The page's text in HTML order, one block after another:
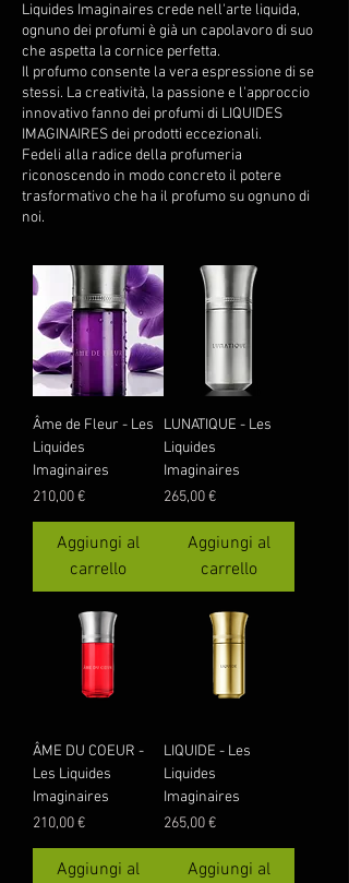
Liquides Imaginaires crede nell'arte liquida,
ognuno dei profumi è già un capolavoro di suo
che aspetta la cornice perfetta.
Il profumo consente la vera espressione di se
stessi. La creatività, la passione e l'approccio
innovativo fanno dei profumi di LIQUIDES
IMAGINAIRES dei prodotti eccezionali.
Fedeli alla radice della profumeria
riconoscendo in modo concreto il potere
trasformativo che ha il profumo su ognuno di
noi.
Âme de Fleur - Les
Liquides
Imaginaires
Prezzo
210,00 €
Aggiungi al
carrello
LUNATIQUE - Les
Liquides
Imaginaires
Prezzo
265,00 €
Aggiungi al
carrello
ÂME DU COEUR -
Les Liquides
Imaginaires
Prezzo
210,00 €
Aggiungi al
LIQUIDE - Les
Liquides
Imaginaires
Prezzo
265,00 €
Aggiungi al